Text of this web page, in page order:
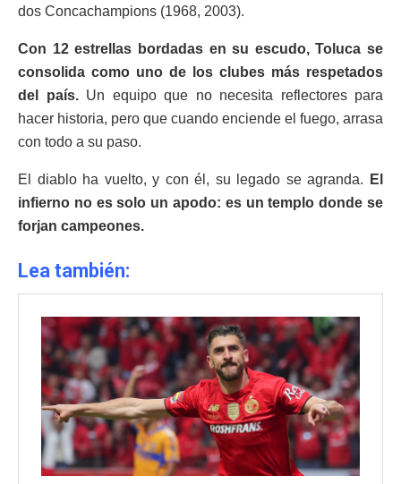
dos Concachampions (1968, 2003).
Con 12 estrellas bordadas en su escudo, Toluca se
consolida como uno de los clubes más respetados
del país.Un equipo que no necesita reflectores para
hacer historia, pero que cuando enciende el fuego, arrasa
con todo a su paso.
El diablo ha vuelto, y con él, su legado se agranda.
El
infierno no es solo un apodo: es un templo donde se
forjan campeones.
Lea también: